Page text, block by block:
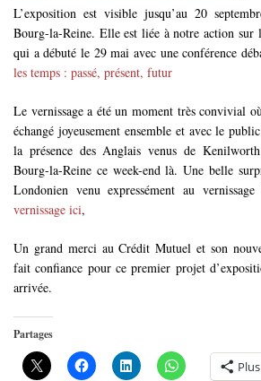
L’exposition est visible jusqu’au 20
Bourg-la-Reine. Elle est liée à notre action sur
qui a débuté le 29 mai avec une conférence
les temps : passé, présent, futur
Le vernissage a été un moment très convivial
échangé joyeusement ensemble et avec le
la présence des Anglais venus de
Bourg-la-Reine ce week-end là. Une belle
Londonien venu expressément au
vernissage ici,
Un grand merci au Crédit Mutuel et son
fait confiance pour ce premier projet
arrivée.
Partages
Plus